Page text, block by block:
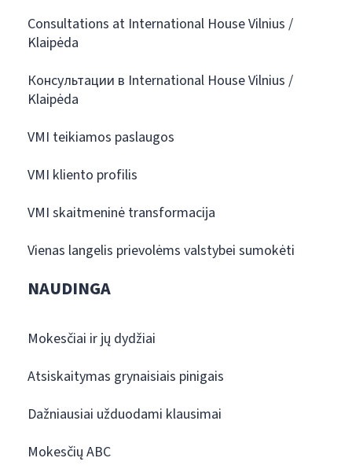
Consultations at International House Vilnius /
Klaipėda
Консультации в International House Vilnius /
Klaipėda
VMI teikiamos paslaugos
VMI kliento profilis
VMI skaitmeninė transformacija
Vienas langelis prievolėms valstybei sumokėti
NAUDINGA
Mokesčiai ir jų dydžiai
Atsiskaitymas grynaisiais pinigais
Dažniausiai užduodami klausimai
Mokesčių ABC